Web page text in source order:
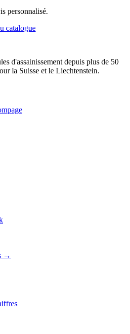
personnalisé.
catalogue
d'assainissement depuis plus de 50
la Suisse et le Liechtenstein.
→